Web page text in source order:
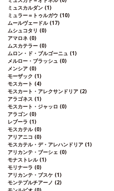
ミュスカルダン (1)
ミュラー＝トゥルガウ (10)
ムールヴェードル (17)
ムシュコタリ (0)
アマロネ (0)
ムスカテラー (0)
ムロン・ド・ブルゴーニュ (1)
メルロー・ブラッシュ (0)
メンシア (0)
モーザック (1)
モスカート (4)
モスカート・アレクサンドリア (2)
アラゴネス (1)
モスカート・ジャッロ (0)
アラゴン (0)
レブーラ (1)
モスカテル (0)
アリアニコ (0)
モスカテル・デ・アレハンドリア (1)
アリカンテ・ブーシェ (0)
モナストレル (1)
モリナーラ (0)
アリカンテ・ブスケ (1)
モンテプルチアーノ (2)